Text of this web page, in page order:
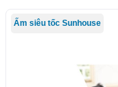
Ấm siêu tốc Sunhouse